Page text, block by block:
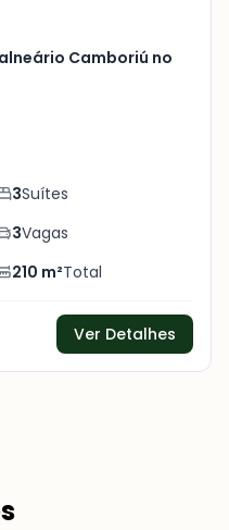
Camboriú no
3Suítes
3Vagas
210 m²Total
Ver Detalhes